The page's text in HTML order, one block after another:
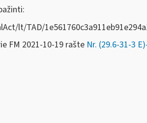
lt/TAD/
FM 2021-10-19 rašte Nr. (29.6-31-3